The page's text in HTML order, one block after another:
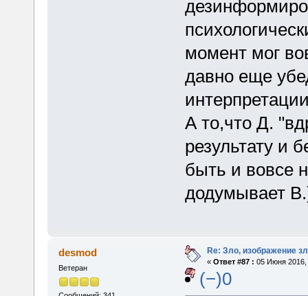
момент мог
давно еще
А то,что Д.
результату и
быть и вовсе
додумывает
desmod
Ветеран
Re: Зло, изображение
« Ответ #87 : 05 Июня 2016,
(−)0